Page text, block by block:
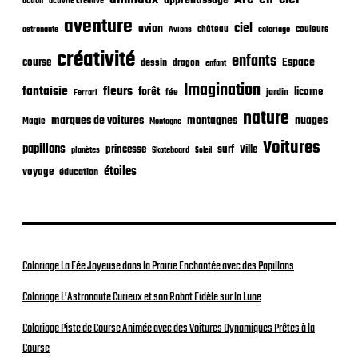
c
t
i
o
n
astronaute aventure avion Avions château ciel coloriage couleurs
course créativité dessin dragon enfant enfants Espace
fantaisie Ferrari fleurs forêt fée Imagination jardin licorne
Magie marques de voitures Montagne montagnes nature nuages
papillons planètes princesse Skateboard Soleil surf Ville Voitures
voyage éducation étoiles
Coloriage La Fée Joyeuse dans la Prairie Enchantée avec des Papillons
Coloriage L’Astronaute Curieux et son Robot Fidèle sur la Lune
Coloriage Piste de Course Animée avec des Voitures Dynamiques Prêtes à la
Course